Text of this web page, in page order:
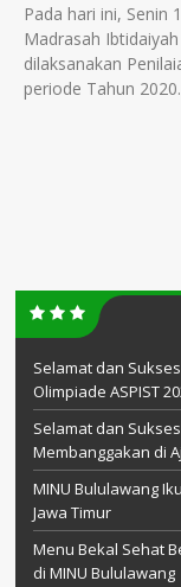
Pada hari ini, Senin
Madrasah
dilaksanakan
periode Tahun
Selamat dan
Olimpiade ASPIST
Selamat dan
Membanggakan di
MINU Bululawang
Jawa Timur
Menu Bekal Sehat
di MINU Bululawang